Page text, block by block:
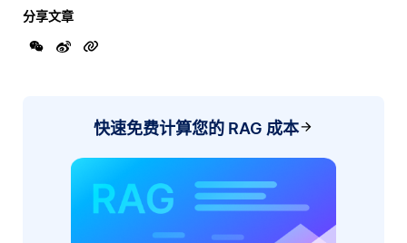
分享文章
快速免费计算您的 RAG 成本